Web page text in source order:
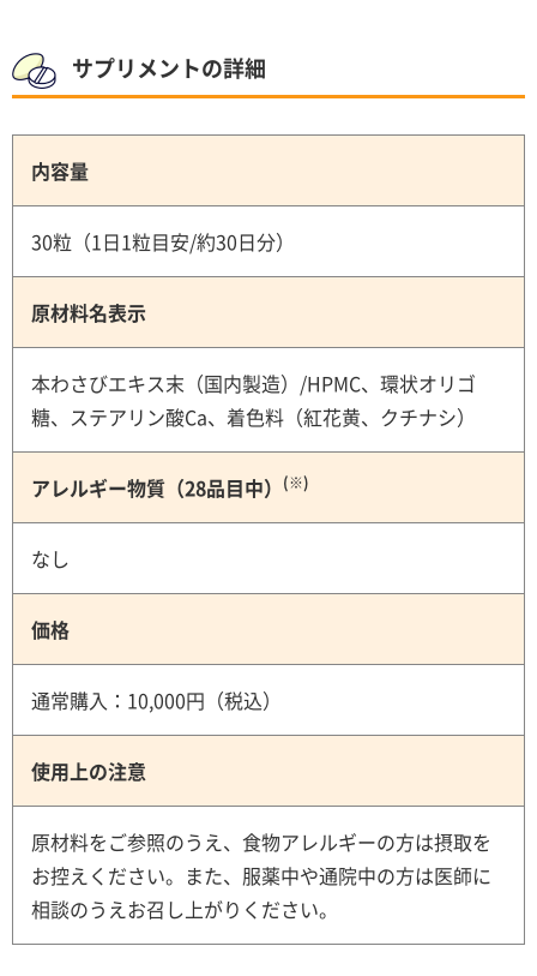
サプリメントの詳細
内容量
30粒（1日1粒目安/約30日分）
原材料名表示
本わさびエキス末（国内製造）/HPMC、環状オリゴ
糖、ステアリン酸Ca、着色料（紅花黄、クチナシ）
アレルギー物質（28品目中） (※)
なし
価格
通常購入：10,000円（税込）
使用上の注意
原材料をご参照のうえ、食物アレルギーの方は摂取を
お控えください。また、服薬中や通院中の方は医師に
相談のうえお召し上がりください。